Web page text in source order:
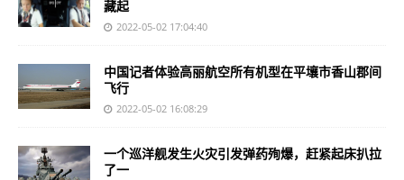
藏起
2022-05-02 17:04:40
中国记者体验高丽航空所有机型在平壤市香山郡间
飞行
2022-05-02 16:08:29
一个巡洋舰发生火灾引发弹药殉爆，赶紧起床扒拉
了一